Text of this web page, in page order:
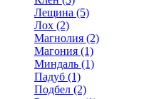
Лещина (5)
Лох (2)
Магнолия (2)
Магония (1)
Миндаль (1)
Падуб (1)
Подбел (2)